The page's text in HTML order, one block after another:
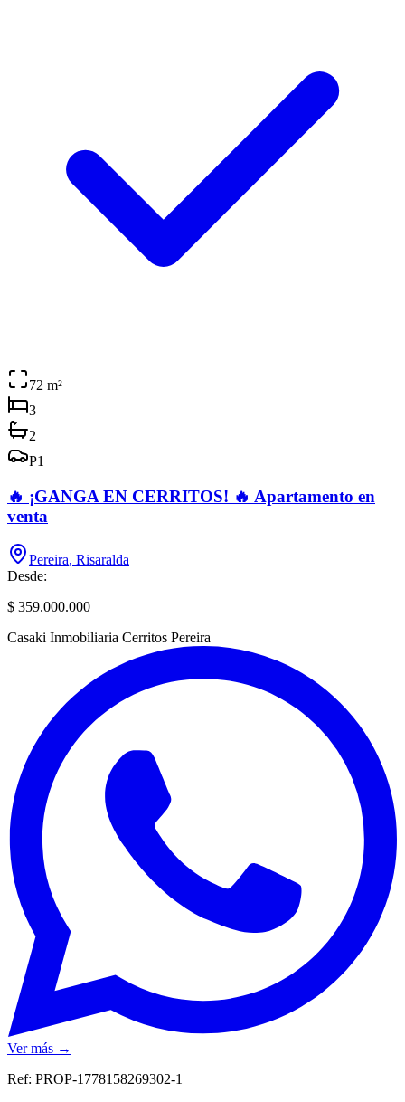
72 m²
3
2
P1
🔥 ¡GANGA EN CERRITOS! 🔥 Apartamento en
venta
Pereira, Risaralda
Desde:
$ 359.000.000
Casaki Inmobiliaria Cerritos Pereira
Ver más →
Ref: PROP-1778158269302-1